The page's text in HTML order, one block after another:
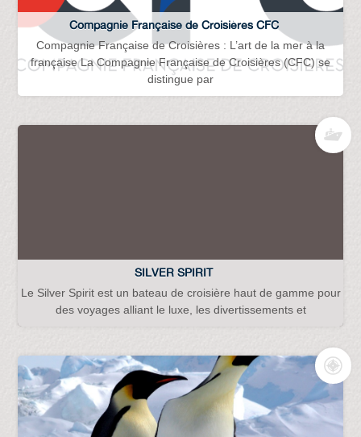
Compagnie Française de Croisières CFC
Compagnie Française de Croisières : L’art de la mer à la
française La Compagnie Française de Croisières (CFC) se
distingue par
SILVER SPIRIT
Le Silver Spirit est un bateau de croisière haut de gamme pour
des voyages alliant le luxe, les divertissements et